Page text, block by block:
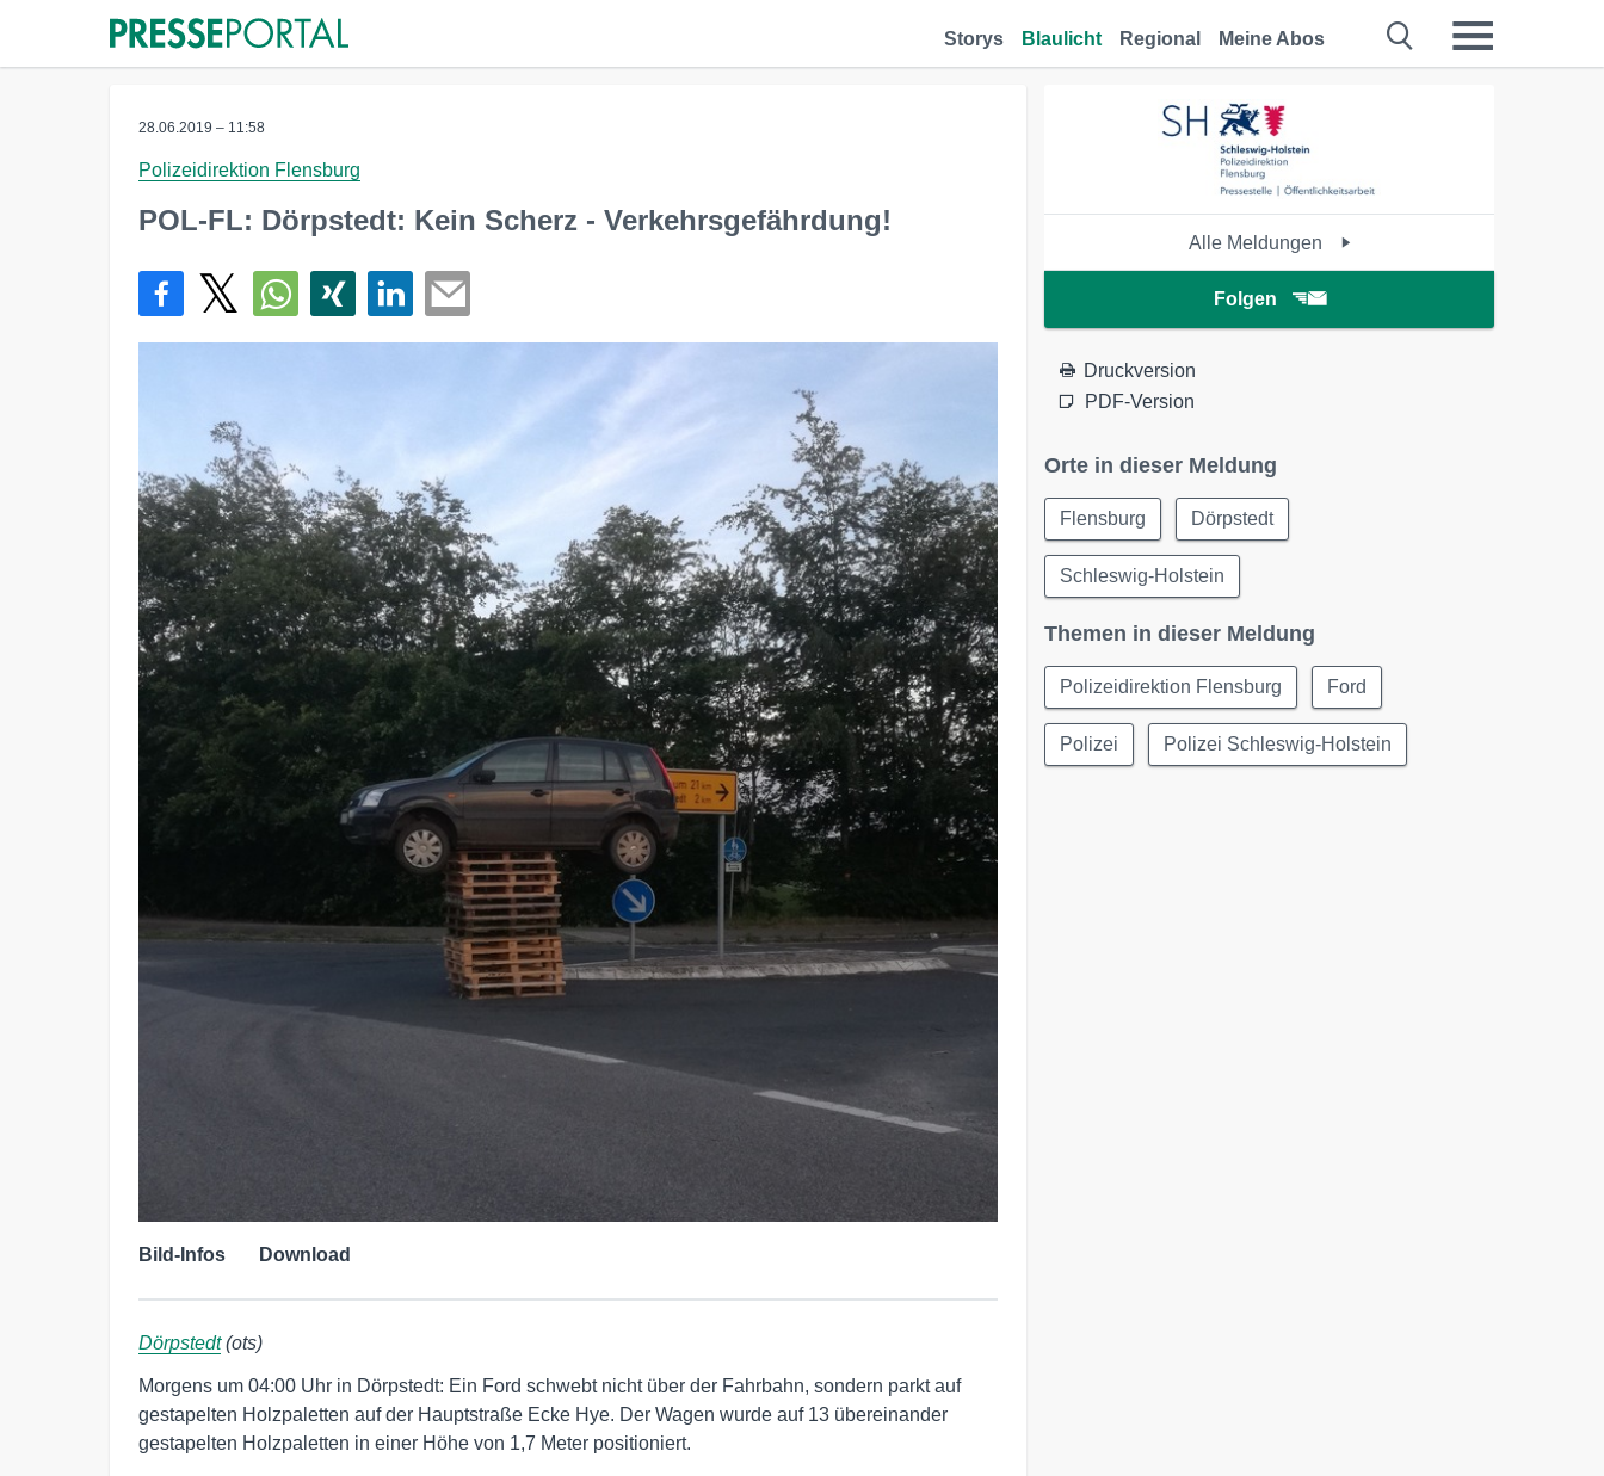
Storys Blaulicht Regional Meine Abos
28.06.2019 – 11:58
Polizeidirektion Flensburg
POL-FL: Dörpstedt: Kein Scherz - Verkehrsgefährdung!
Bild-Infos Download
Dörpstedt(ots)
Morgens um 04:00 Uhr in Dörpstedt: Ein Ford schwebt nicht über der Fahrbahn, sondern parkt auf
gestapelten Holzpaletten auf der Hauptstraße Ecke Hye. Der Wagen wurde auf 13 übereinander
gestapelten Holzpaletten in einer Höhe von 1,7 Meter positioniert.
Alle Meldungen
Folgen
Druckversion
PDF-Version
Orte in dieser Meldung
Flensburg Dörpstedt
Schleswig-Holstein
Themen in dieser Meldung
Polizeidirektion Flensburg Ford
Polizei Polizei Schleswig-Holstein